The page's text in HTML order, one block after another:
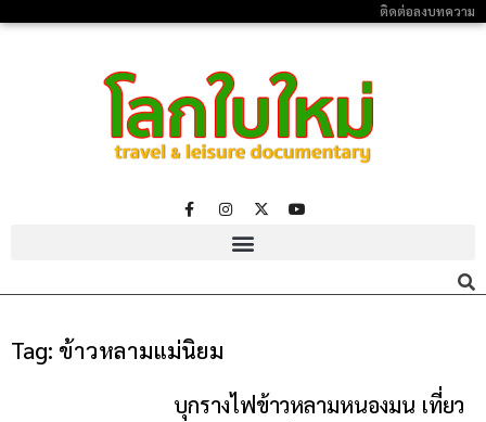
ติดต่อลงบทความ
Tag: ข้าวหลามแม่นิยม
บุกรางไฟข้าวหลามหนองมน เที่ยว